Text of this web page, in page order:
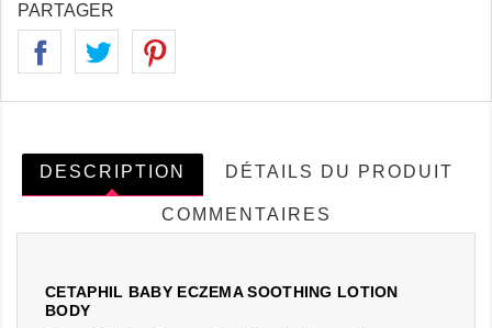
PARTAGER
DESCRIPTION DÉTAILS DU PRODUIT
COMMENTAIRES
CETAPHIL BABY ECZEMA SOOTHING LOTION
BODY